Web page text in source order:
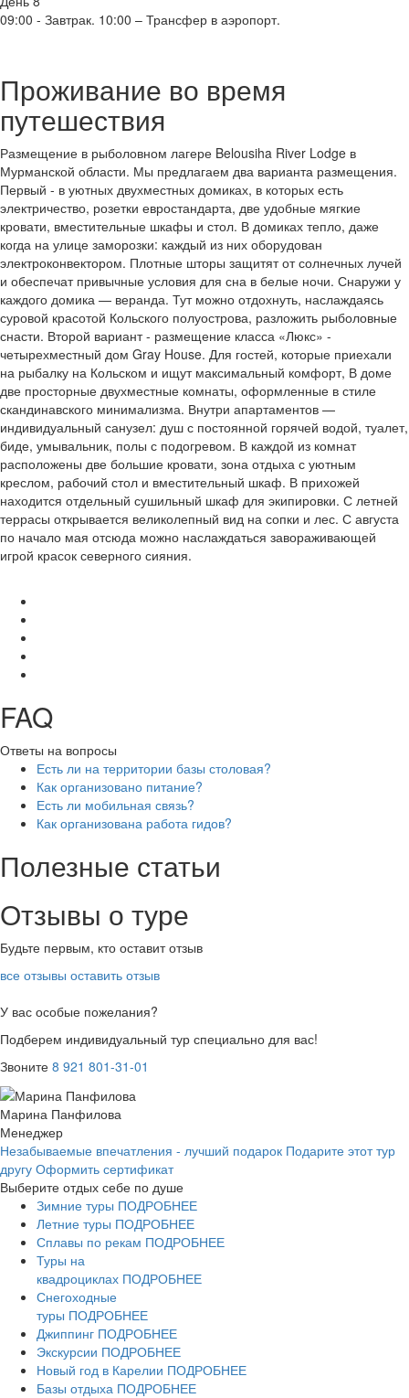
09:00 - Завтрак. 10:00 – Трансфер в аэропорт.
Проживание во время
путешествия
Размещение в рыболовном лагере Belousiha River Lodge в
Мурманской области. Мы предлагаем два варианта размещения.
Первый - в уютных двухместных домиках, в которых есть
электричество, розетки евростандарта, две удобные мягкие
кровати, вместительные шкафы и стол. В домиках тепло, даже
когда на улице заморозки: каждый из них оборудован
электроконвектором. Плотные шторы защитят от солнечных лучей
и обеспечат привычные условия для сна в белые ночи. Снаружи у
каждого домика — веранда. Тут можно отдохнуть, наслаждаясь
суровой красотой Кольского полуострова, разложить рыболовные
снасти. Второй вариант - размещение класса «Люкс» -
четырехместный дом Gray House. Для гостей, которые приехали
на рыбалку на Кольском и ищут максимальный комфорт, В доме
две просторные двухместные комнаты, оформленные в стиле
скандинавского минимализма. Внутри апартаментов —
индивидуальный санузел: душ с постоянной горячей водой, туалет,
биде, умывальник, полы с подогревом. В каждой из комнат
расположены две большие кровати, зона отдыха с уютным
креслом, рабочий стол и вместительный шкаф. В прихожей
находится отдельный сушильный шкаф для экипировки. С летней
террасы открывается великолепный вид на сопки и лес. С августа
по начало мая отсюда можно наслаждаться завораживающей
игрой красок северного сияния.
FAQ
Ответы на вопросы
Есть ли на территории базы столовая?
Как организовано питание?
Есть ли мобильная связь?
Как организована работа гидов?
Полезные статьи
Отзывы о туре
Будьте первым, кто оставит отзыв
все отзывы оставить отзыв
У вас особые пожелания?
Подберем индивидуальный тур специально для вас!
Звоните 8 921 801-31-01
Марина Панфилова
Менеджер
Незабываемые впечатления - лучший подарок Подарите этот тур
другу Оформить сертификат
Выберите отдых себе по душе
Зимние туры ПОДРОБНЕЕ
Летние туры ПОДРОБНЕЕ
Сплавы по рекам ПОДРОБНЕЕ
Туры на
квадроциклах ПОДРОБНЕЕ
Снегоходные
туры ПОДРОБНЕЕ
Джиппинг ПОДРОБНЕЕ
Экскурсии ПОДРОБНЕЕ
Новый год в Карелии ПОДРОБНЕЕ
Базы отдыха ПОДРОБНЕЕ